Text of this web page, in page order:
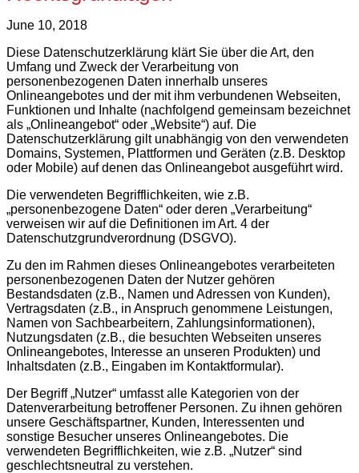
June 10, 2018
Diese Datenschutzerklärung klärt Sie über die Art, den
Umfang und Zweck der Verarbeitung von
personenbezogenen Daten innerhalb unseres
Onlineangebotes und der mit ihm verbundenen Webseiten,
Funktionen und Inhalte (nachfolgend gemeinsam bezeichnet
als „Onlineangebot“ oder „Website“) auf. Die
Datenschutzerklärung gilt unabhängig von den verwendeten
Domains, Systemen, Plattformen und Geräten (z.B. Desktop
oder Mobile) auf denen das Onlineangebot ausgeführt wird.
Die verwendeten Begrifflichkeiten, wie z.B.
„personenbezogene Daten“ oder deren „Verarbeitung“
verweisen wir auf die Definitionen im Art. 4 der
Datenschutzgrundverordnung (DSGVO).
Zu den im Rahmen dieses Onlineangebotes verarbeiteten
personenbezogenen Daten der Nutzer gehören
Bestandsdaten (z.B., Namen und Adressen von Kunden),
Vertragsdaten (z.B., in Anspruch genommene Leistungen,
Namen von Sachbearbeitern, Zahlungsinformationen),
Nutzungsdaten (z.B., die besuchten Webseiten unseres
Onlineangebotes, Interesse an unseren Produkten) und
Inhaltsdaten (z.B., Eingaben im Kontaktformular).
Der Begriff „Nutzer“ umfasst alle Kategorien von der
Datenverarbeitung betroffener Personen. Zu ihnen gehören
unsere Geschäftspartner, Kunden, Interessenten und
sonstige Besucher unseres Onlineangebotes. Die
verwendeten Begrifflichkeiten, wie z.B. „Nutzer“ sind
geschlechtsneutral zu verstehen.